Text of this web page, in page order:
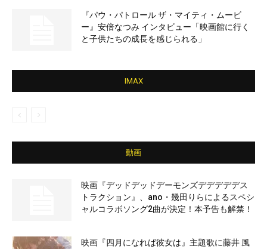
『パウ・パトロール ザ・マイティ・ムービ
ー』安倍なつみ インタビュー「映画館に行く
と子供たちの成長を感じられる」
IMAX
動画
映画『デッドデッドデーモンズデデデデデス
トラクション』、ano・幾田りらによるスペシ
ャルコラボソング2曲が決定！本予告も解禁！
映画『四月になれば彼女は』主題歌に藤井 風